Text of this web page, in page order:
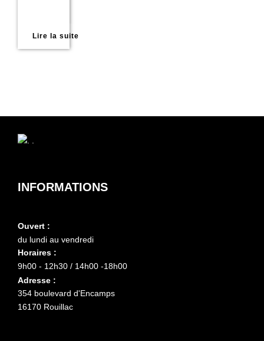
Lire la suite
INFORMATIONS
Ouvert :
du lundi au vendredi
Horaires :
9h00 - 12h30 / 14h00 -18h00
Adresse :
354 boulevard d'Encamps
16170 Rouillac